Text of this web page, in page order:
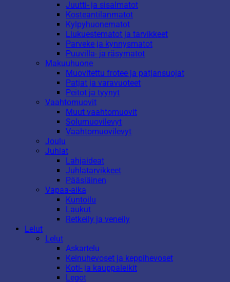
Juutti- ja sisalmatot
Kosteantilanmatot
Kylpyhuonematot
Liukuestematot ja tarvikkeet
Parveke ja kynnysmatot
Puuvilla- ja räsymatot
Makuuhuone
Muovitettu frotee ja patjansuojat
Patjat ja varavuoteet
Peitot ja tyynyt
Vaahtomuovit
Muut vaahtomuovit
Solumuovilevyt
Vaahtomuovilevyt
Joulu
Juhlat
Lahjaideat
Juhlatarvikkeet
Pääsiäinen
Vapaa-aika
Kuntoilu
Laukut
Retkeily ja veneily
Lelut
Lelut
Askartelu
Keinuhevoset ja keppihevoset
Koti- ja kauppaleikit
Legot